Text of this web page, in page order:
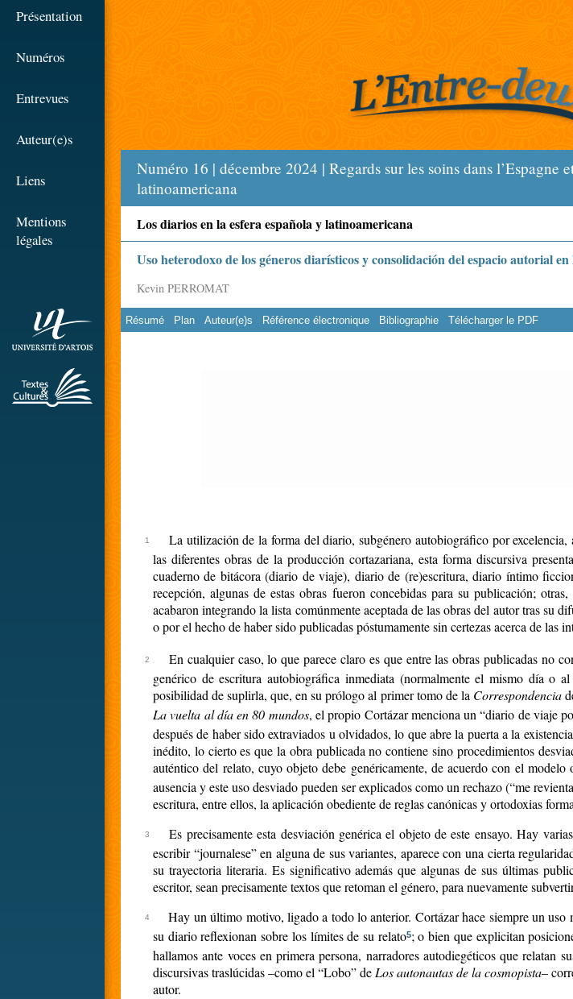
Présentation
Numéros
Entrevues
Auteur(e)s
Liens
Mentions
légales
Numéro 16 | décembre 2024 | Regards sur les soins dans
latinoamericana
Los diarios en la esfera española y latinoamericana
Uso heterodoxo de los géneros diarísticos y consolidación del espacio autorial
Kevin PERROMAT
Résumé Plan Auteur(e)s Référence électronique Bibliographie Télécharger le PDF
La utilización de la forma del diario, subgénero autobiográfico por
las diferentes obras de la producción cortazariana, esta forma discursiva
cuaderno de bitácora (diario de viaje), diario de (re)escritura, diario íntimo
recepción, algunas de estas obras fueron concebidas para su publicación;
acabaron integrando la lista comúnmente aceptada de las obras del autor tras su
o por el hecho de haber sido publicadas póstumamente sin certezas acerca de las
En cualquier caso, lo que parece claro es que entre las obras publicadas no
genérico de escritura autobiográfica inmediata (normalmente el mismo día o
posibilidad de suplirla, que, en su prólogo al primer tomo de la Correspondencia
La vuelta al día en 80 mundos, el propio Cortázar menciona un “diario de viaje
después de haber sido extraviados u olvidados, lo que abre la puerta a la
inédito, lo cierto es que la obra publicada no contiene sino procedimientos
auténtico del relato, cuyo objeto debe genéricamente, de acuerdo con el
ausencia y este uso desviado pueden ser explicados como un rechazo (“me
escritura, entre ellos, la aplicación obediente de reglas canónicas y ortodoxias
Es precisamente esta desviación genérica el objeto de este ensayo. Hay
escribir “journalese” en alguna de sus variantes, aparece con una cierta
su trayectoria literaria. Es significativo además que algunas de sus últimas
escritor, sean precisamente textos que retoman el género, para nuevamente
Hay un último motivo, ligado a todo lo anterior. Cortázar hace siempre un
su diario reflexionan sobre los límites de su relato5; o bien que explicitan
hallamos ante voces en primera persona, narradores autodiegéticos que relatan
discursivas traslúcidas –como el “Lobo” de Los autonautas de la cosmopista–
autor.